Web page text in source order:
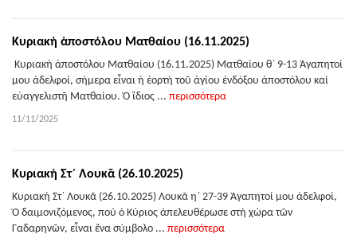
Κυριακή ἀποστόλου Ματθαίου (16.11.2025)
Κυριακή ἀποστόλου Ματθαίου (16.11.2025) Ματθαίου θ΄ 9-13 Ἀγαπητοί
μου ἀδελφοί, σήμερα εἶναι ἡ ἑορτή τοῦ ἁγίου ἐνδόξου ἀποστόλου καί
εὐαγγελιστῆ Ματθαίου. Ὁ ἴδιος ... περισσότερα
11/11/2025
Κυριακή Στ΄ Λουκᾶ (26.10.2025)
Κυριακή Στ΄ Λουκᾶ (26.10.2025) Λουκᾶ η΄ 27-39 Ἀγαπητοί μου ἀδελφοί,
Ὁ δαιμονιζόμενος, πού ὁ Κύριος ἀπελευθέρωσε στή χώρα τῶν
Γαδαρηνῶν, εἶναι ἕνα σύμβολο ... περισσότερα